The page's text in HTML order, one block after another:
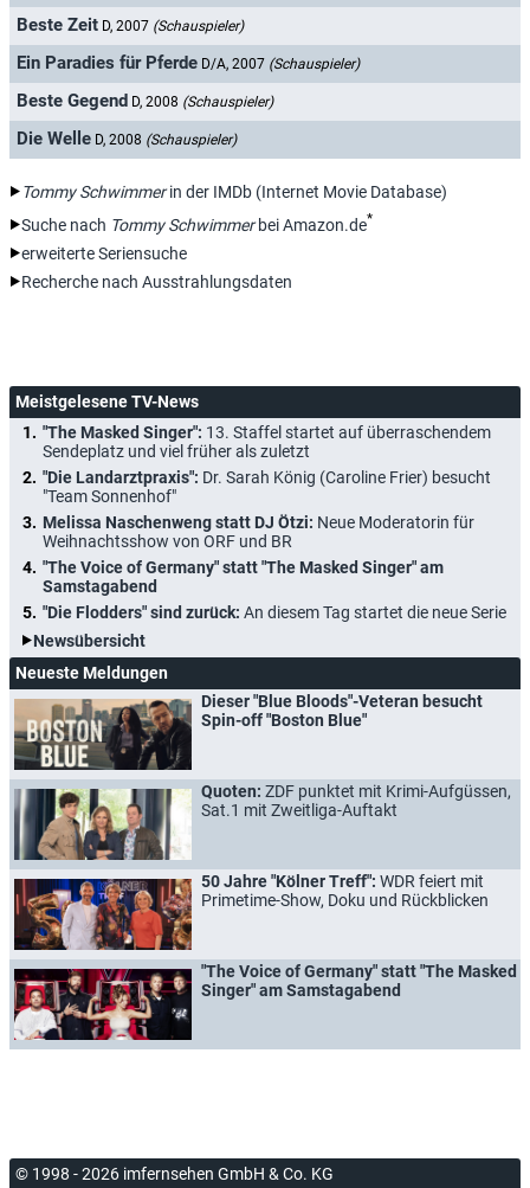
Beste Zeit D, 2007 (Schauspieler)
Ein Paradies für Pferde D/A, 2007 (Schauspieler)
Beste Gegend D, 2008 (Schauspieler)
Die Welle D, 2008 (Schauspieler)
Tommy Schwimmerin der IMDb (Internet Movie Database)
Suche nach Tommy Schwimmerbei Amazon.de*
erweiterte Seriensuche
Recherche nach Ausstrahlungsdaten
Meistgelesene TV-News
"The Masked Singer": 13. Staffel startet auf überraschendem
Sendeplatz und viel früher als zuletzt
"Die Landarztpraxis": Dr. Sarah König (Caroline Frier) besucht
"Team Sonnenhof"
Melissa Naschenweng statt DJ Ötzi: Neue Moderatorin für
Weihnachtsshow von ORF und BR
"The Voice of Germany" statt "The Masked Singer" am
Samstagabend
"Die Flodders" sind zurück: An diesem Tag startet die neue Serie
Newsübersicht
Neueste Meldungen
Dieser "Blue Bloods"-Veteran besucht
Spin-off "Boston Blue"
Quoten: ZDF punktet mit Krimi-Aufgüssen,
Sat.1 mit Zweitliga-Auftakt
50 Jahre "Kölner Treff": WDR feiert mit
Primetime-Show, Doku und Rückblicken
"The Voice of Germany" statt "The Masked
Singer" am Samstagabend
© 1998 - 2026 imfernsehen GmbH & Co. KG